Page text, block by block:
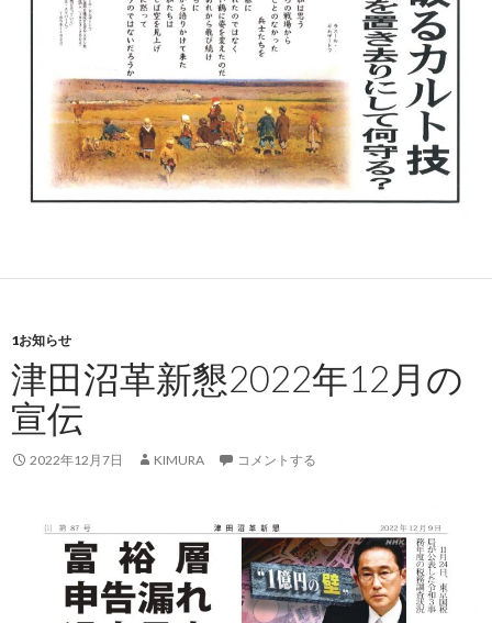
1お知らせ
津田沼革新懇2022年12月の
宣伝
2022年12月7日 KIMURA コメントする